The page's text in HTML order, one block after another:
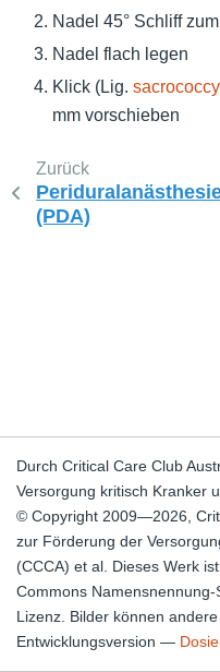
Nadel 45° Schliff
Nadel flach legen
Klick (Lig.
mm vorschieben
Zurück
Periduralanästhesie
(PDA)
Durch Critical Care Club
Versorgung kritisch Kranker
© Copyright 2009—2026,
zur Förderung der
(CCCA) et al. Dieses Werk
Commons
Lizenz. Bilder können
Entwicklungsversion —